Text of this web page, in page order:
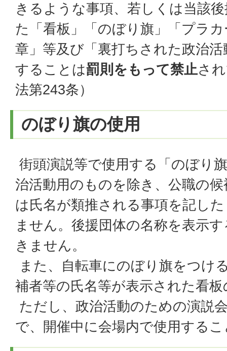
きるような事項、若しくは当該
た「看板」「のぼり旗」「プラ
章」等及び「裏打ちされた政治
することは罰則をもって禁止さ
法第243条）
のぼり旗の使用
街頭演説等で使用する「のぼり
治活動用のものを除き、公職の
は氏名が類推される事項を記し
ません。後援団体の名称を表示
きません。
また、自転車にのぼり旗をつけ
補者等の氏名等が表示された看
ただし、政治活動のための演説
で、開催中に会場内で使用する